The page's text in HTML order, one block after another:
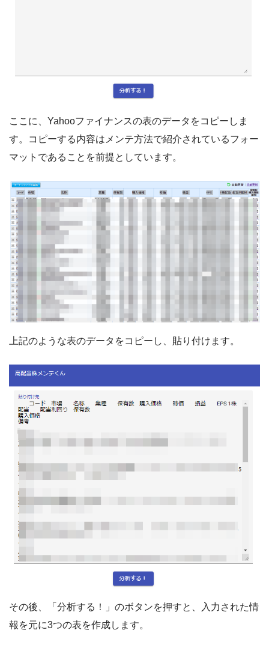
ここに、Yahooファイナンスの表のデータをコピーしま
す。コピーする内容はメンテ方法で紹介されているフォー
マットであることを前提としています。
上記のような表のデータをコピーし、貼り付けます。
その後、「分析する！」のボタンを押すと、入力された情
報を元に3つの表を作成します。